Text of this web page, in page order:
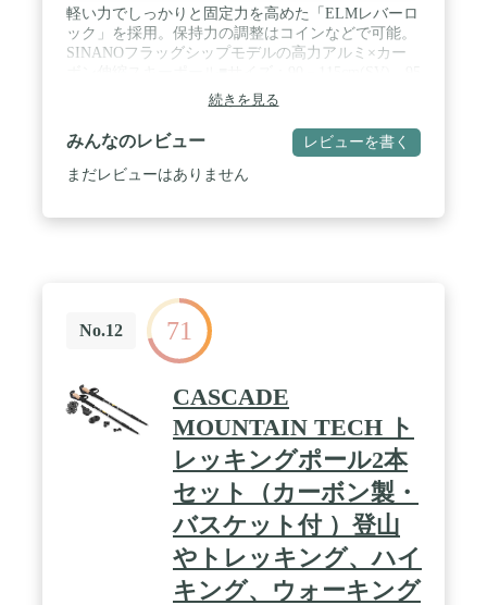
軽い力でしっかりと固定力を高めた「ELMレバーロ
ック」を採用。保持力の調整はコインなどで可能。
SINANOフラッグシップモデルの高力アルミ×カー
－120cm(BK、BLE、RD、YW)■素材：高力アルミ直
径14.3+カーボン直径12.1■重量：約227g/ 本(SV)、約
237g/ 本(BK、BLE、RD、YW)■原産国：日本■特
徴：カーボンモデルイージーロックメタルグッドバ
ランス / カラー：ＲＤ / サイズ：９５－１２０
続きを見る
みんなのレビュー レビューを書く
まだレビューはありません
No.12 71
CASCADE
MOUNTAIN TECH ト
レッキングポール2本
セット（カーボン製・
バスケット付 ）登山
やトレッキング、ハイ
キング、ウォーキング